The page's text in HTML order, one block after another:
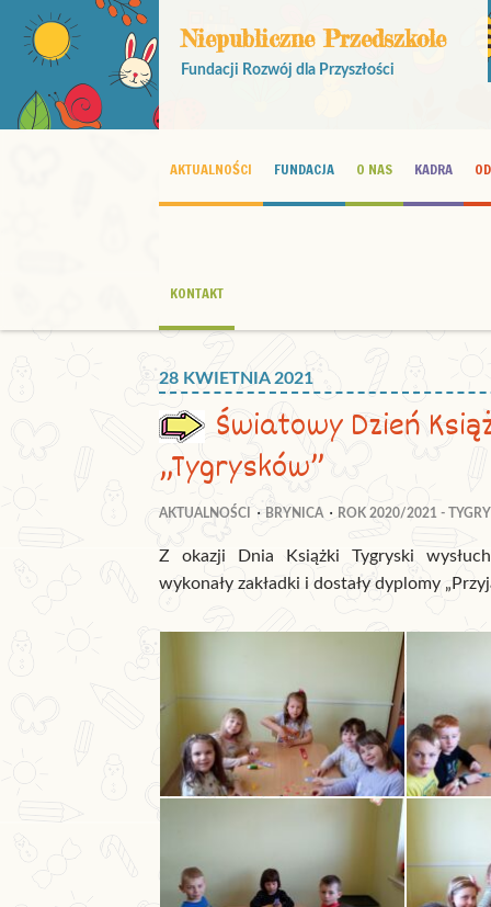
Niepubliczne Przedszkole
Fundacji Rozwój dla Przyszłości
AKTUALNOŚCI FUNDACJA O NAS KADRA
KONTAKT
28 KWIETNIA 2021
Światowy Dzień
„Tygrysków”
AKTUALNOŚCI BRYNICA ROK 2020/2021 -
Z okazji Dnia Książki Tygryski
wykonały zakładki i dostały dyplomy